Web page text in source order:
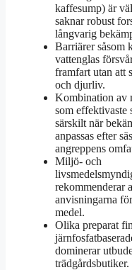
kaffesump) är
saknar robust
långvarig
Barriärer såsom
vattenglas
framfart utan att
och djurliv.
Kombination av
som effektivaste
särskilt när
anpassas efter
angreppens
Miljö- och
rekommenderar
anvisningarna
medel.
Olika preparat
dominerar
trädgårdsbutiker.